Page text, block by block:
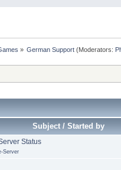
» German Support(Moderators:
Subject / Started by
Status
Server